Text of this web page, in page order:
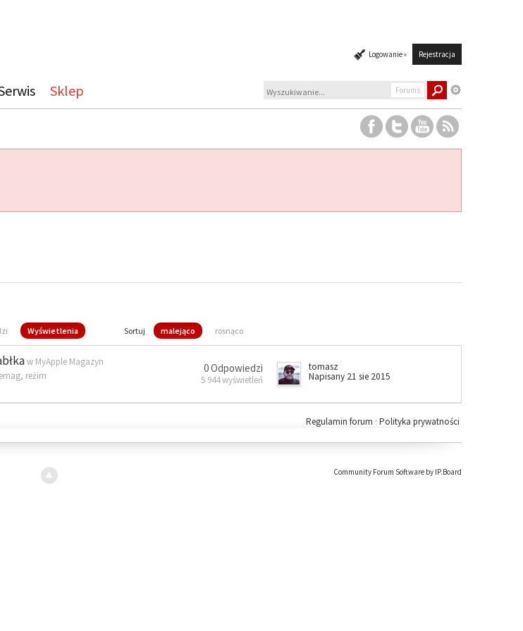
Logowanie » Rejestracja
Sklep Forums
Wyświetlenia Sortuj malejąco rosnąco
w MyApple Magazyn
, reżim
0 Odpowiedzi
5 944 wyświetleń
tomasz
Napisany 21 sie 2015
Polityka prywatności
Regulamin forum ·
Community Forum Software by IP.Board